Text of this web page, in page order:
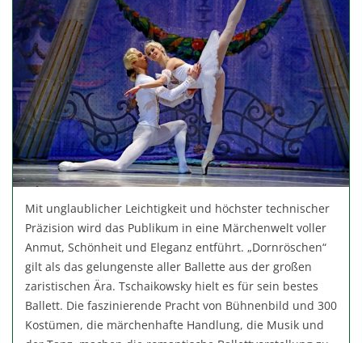
Mit unglaublicher Leichtigkeit und höchster technischer
Präzision wird das Publikum in eine Märchenwelt voller
Anmut, Schönheit und Eleganz entführt. „Dornröschen“
gilt als das gelungenste aller Ballette aus der großen
zaristischen Ära. Tschaikowsky hielt es für sein bestes
Ballett. Die faszinierende Pracht von Bühnenbild und 300
Kostümen, die märchenhafte Handlung, die Musik und